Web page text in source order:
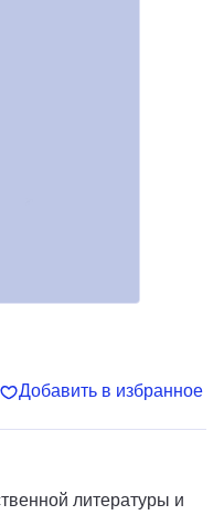
Добавить в избранное
литературы и